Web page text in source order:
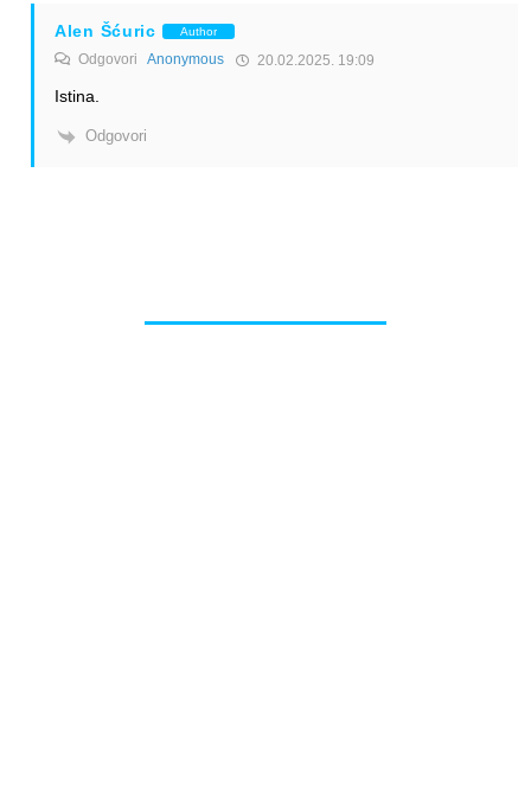
Alen Šćuric Author
Odgovori Anonymous 20.02.2025. 19:09
Istina.
Odgovori